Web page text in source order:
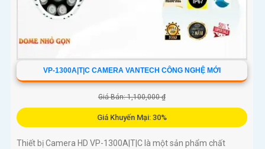
VP-1300A|T|C CAMERA VANTECH CÔNG NGHỆ MỚI
Giá Bán: 1,100,000 ₫
Giá Khuyến Mại: 30%
Thiết bị Camera HD VP-1300A|T|C là một sản phẩm chất